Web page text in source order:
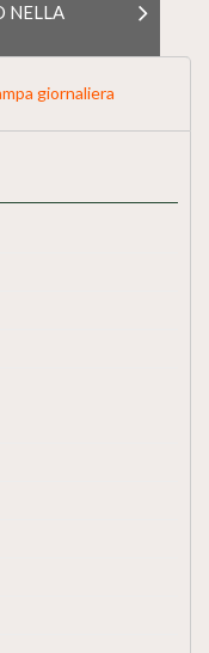
NELLA
giornaliera